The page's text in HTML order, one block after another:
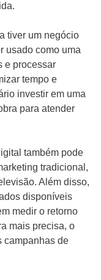
tiver um negócio
usado como uma
e processar
tempo e
investir em uma
para atender
também pode
tradicional,
Além disso,
disponíveis
medir o retorno
mais precisa, o
campanhas de